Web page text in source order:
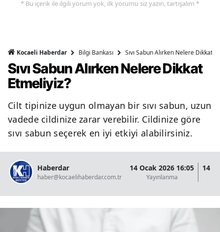
* Bu içerik ile ilgili yorum yok, ilk yorumu siz yazın, tartışalım *
Kocaeli Haberdar Bilgi Bankası Sıvı Sabun Alırken Nelere Dikkat
Sıvı Sabun Alırken Nelere Dikkat
Etmeliyiz?
Cilt tipinize uygun olmayan bir sıvı sabun, uzun
vadede cildinize zarar verebilir. Cildinize göre
sıvı sabun seçerek en iyi etkiyi alabilirsiniz.
Haberdar
haber@kocaelihaberdar.com.tr
14 Ocak 2026 16:05
Yayınlanma
14